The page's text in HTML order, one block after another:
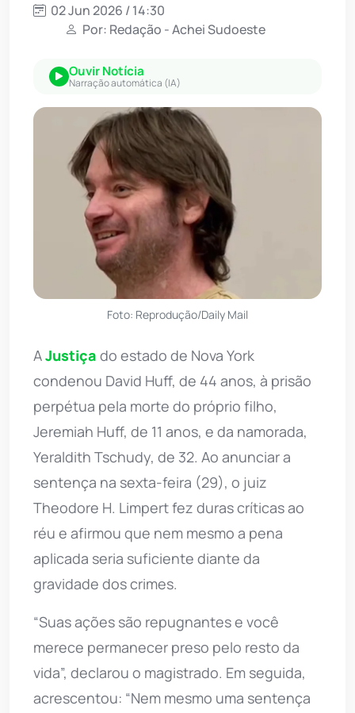
02 Jun 2026 / 14:30
Por: Redação - Achei Sudoeste
Ouvir Notícia
Narração automática (IA)
Foto: Reprodução/Daily Mail
AJustiça do estado de Nova York
condenou David Huff, de 44 anos, à prisão
perpétua pela morte do próprio filho,
Jeremiah Huff, de 11 anos, e da namorada,
Yeraldith Tschudy, de 32. Ao anunciar a
sentença na sexta-feira (29), o juiz
Theodore H. Limpert fez duras críticas ao
réu e afirmou que nem mesmo a pena
aplicada seria suficiente diante da
gravidade dos crimes.
“Suas ações são repugnantes e você
merece permanecer preso pelo resto da
vida”, declarou o magistrado. Em seguida,
acrescentou: “Nem mesmo uma sentença